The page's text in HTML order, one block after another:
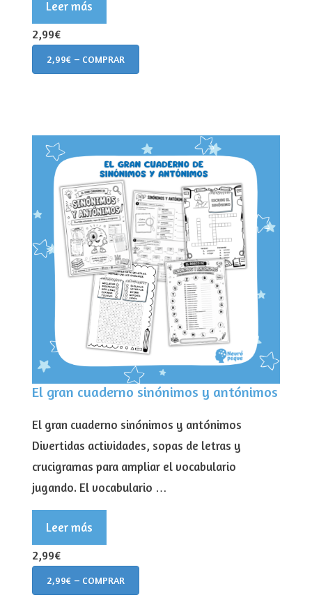
Leer más
2,99€
2,99€ – COMPRAR
El gran cuaderno sinónimos y antónimos
El gran cuaderno sinónimos y antónimos
Divertidas actividades, sopas de letras y
crucigramas para ampliar el vocabulario
jugando. El vocabulario …
Leer más
2,99€
2,99€ – COMPRAR